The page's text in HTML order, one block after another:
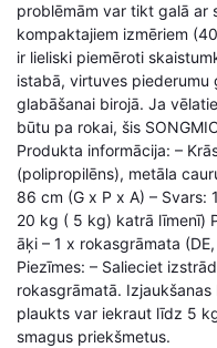
problēmām var tikt galā ar
kompaktajiem izmēriem
ir lieliski piemēroti
istabā, virtuves piederumu
glabāšanai birojā. Ja
būtu pa rokai, šis
Produkta informācija: –
(polipropilēns), metāla
86 cm (G x P x A) – Svars:
20 kg ( 5 kg) katrā līmenī)
āķi – 1 x rokasgrāmata (DE,
Piezīmes: – Salieciet
rokasgrāmatā.
plaukts var iekraut līdz 5
smagus priekšmetus.